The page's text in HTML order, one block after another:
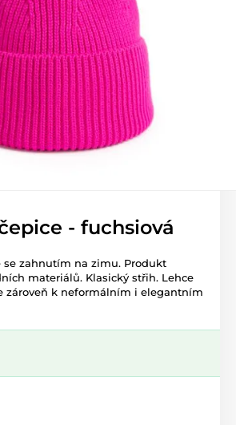
- fuchsiová
zahnutím na zimu. Produkt
materiálů. Klasický střih. Lehce
zároveň k neformálním i elegantním